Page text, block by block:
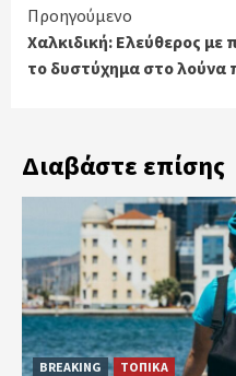
Continue
Reading
Προηγούμενο
Χαλκιδική: Ελεύθερος με
το δυστύχημα στο λούνα
Διαβάστε επίσης
BREAKING ΤΟΠΙΚΑ